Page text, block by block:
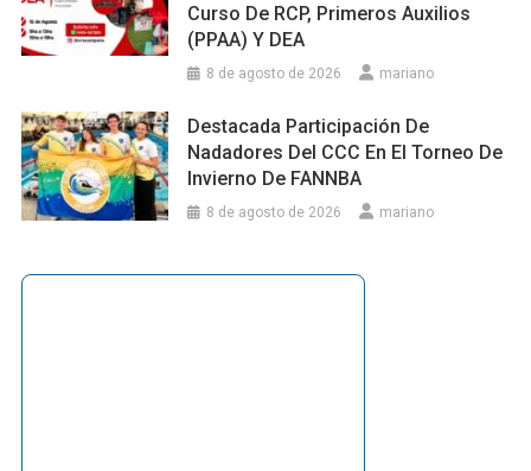
Curso De RCP, Primeros Auxilios
(PPAA) Y DEA
8 de agosto de 2026 mariano
Destacada Participación De
Nadadores Del CCC En El Torneo De
Invierno De FANNBA
8 de agosto de 2026 mariano